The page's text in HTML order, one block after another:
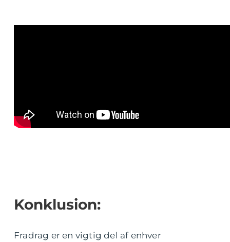
Konklusion:
Fradrag er en vigtig del af enhver